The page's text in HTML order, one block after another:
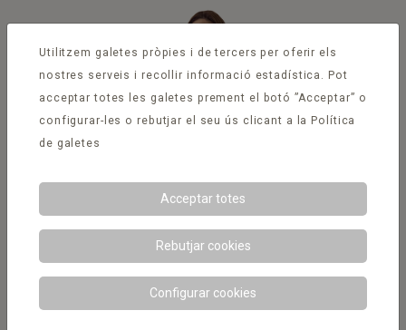
Utilitzem galetes pròpies i de tercers per oferir els
nostres serveis i recollir informació estadística. Pot
acceptar totes les galetes prement el botó ”Acceptar” o
configurar-les o rebutjar el seu ús clicant a la Política
de galetes
Acceptar totes
Rebutjar cookies
Configurar cookies